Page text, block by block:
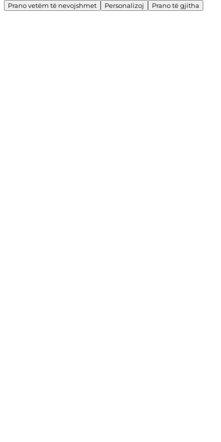
Prano vetëm të nevojshmet Personalizoj Prano të gjitha